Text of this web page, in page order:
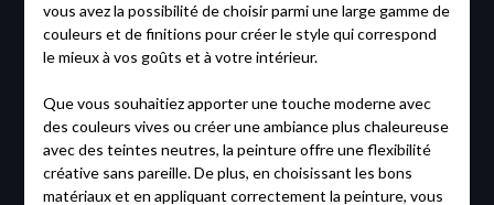
vous avez la possibilité de choisir parmi une large gamme de
couleurs et de finitions pour créer le style qui correspond
le mieux à vos goûts et à votre intérieur.
Que vous souhaitiez apporter une touche moderne avec
des couleurs vives ou créer une ambiance plus chaleureuse
avec des teintes neutres, la peinture offre une flexibilité
créative sans pareille. De plus, en choisissant les bons
matériaux et en appliquant correctement la peinture, vous